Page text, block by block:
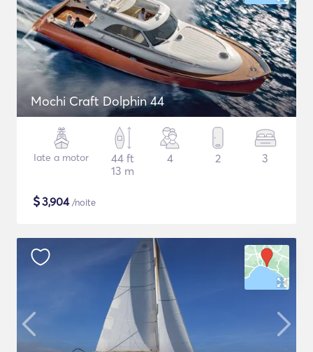
Mochi Craft Dolphin 44
Iate a motor
44 ft
13 m
4 2 3
$3,904/noite